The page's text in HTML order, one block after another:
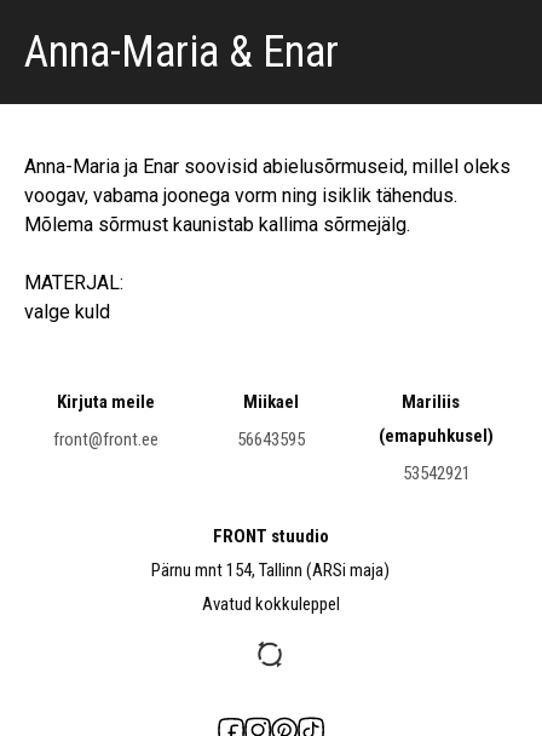
Anna-Maria & Enar
Anna-Maria ja Enar soovisid abielusõrmuseid, millel oleks
voogav, vabama joonega vorm ning isiklik tähendus.
Mõlema sõrmust kaunistab kallima sõrmejälg.
MATERJAL:
valge kuld
FRONT stuudio
Pärnu mnt 154, Tallinn (ARSi maja)
Avatud kokkuleppel
Kirjuta meile
front@front.ee
Miikael
56643595
Mariliis
(emapuhkusel)
53542921